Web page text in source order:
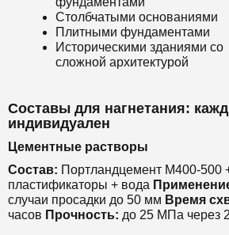
Столбчатыми основаниями
Плитными фундаментами
Историческими зданиями со
сложной архитектурой
Составы для нагнетания:
индивидуален
Цементные растворы
Состав: Портландцемент М400-500
пластификаторы + вода
случаи просадки до 50 мм Время
часов Прочность: до 25 МПа через